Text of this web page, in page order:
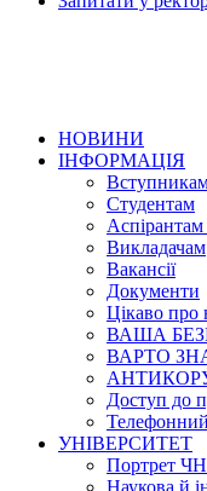
НОВИНИ
ІНФОРМАЦІЯ
Студентам
Аспірантам
Викладачам
Вакансії
Документи
Цікаво про
ВАША
ВАРТО
Доступ до
УНІВЕРСИТЕТ
Портрет
Наукова й